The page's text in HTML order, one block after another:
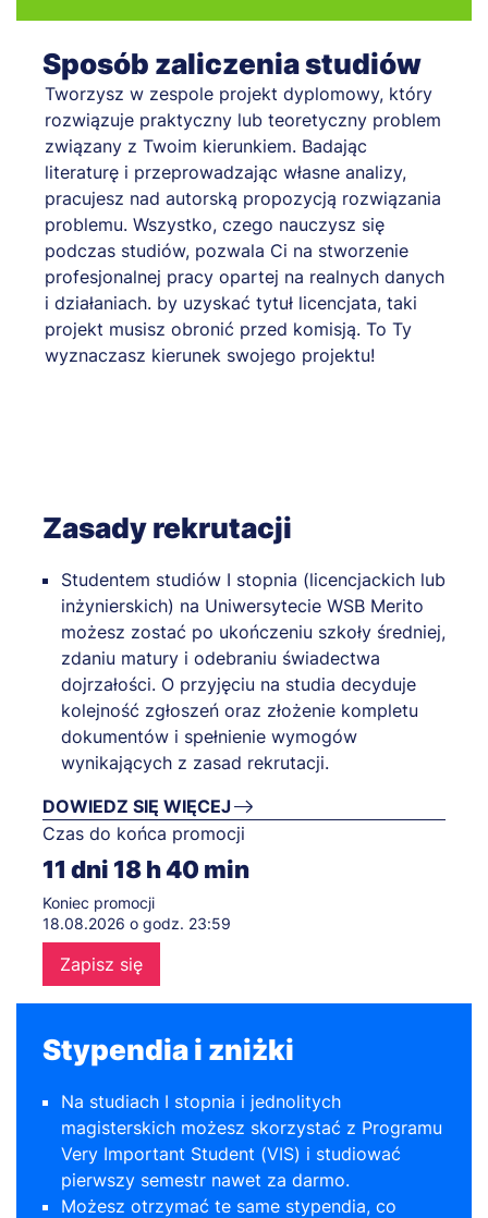
Sposób zaliczenia studiów
Tworzysz w zespole projekt dyplomowy, który
rozwiązuje praktyczny lub teoretyczny problem
związany z Twoim kierunkiem. Badając
literaturę i przeprowadzając własne analizy,
pracujesz nad autorską propozycją rozwiązania
problemu. Wszystko, czego nauczysz się
podczas studiów, pozwala Ci na stworzenie
profesjonalnej pracy opartej na realnych danych
i działaniach. by uzyskać tytuł licencjata, taki
projekt musisz obronić przed komisją. To Ty
wyznaczasz kierunek swojego projektu!
Zasady rekrutacji
Studentem studiów I stopnia (licencjackich lub
inżynierskich) na Uniwersytecie WSB Merito
możesz zostać po ukończeniu szkoły średniej,
zdaniu matury i odebraniu świadectwa
dojrzałości. O przyjęciu na studia decyduje
kolejność zgłoszeń oraz złożenie kompletu
dokumentów i spełnienie wymogów
wynikających z zasad rekrutacji.
DOWIEDZ SIĘ WIĘCEJ
Czas do końca promocji
11 dni 18h40 min
Koniec promocji
18.08.2026 o godz. 23:59
Zapisz się
Stypendia i zniżki
Na studiach I stopnia i jednolitych
magisterskich możesz skorzystać z Programu
Very Important Student (VIS) i studiować
pierwszy semestr nawet za darmo.
Możesz otrzymać te same stypendia, co